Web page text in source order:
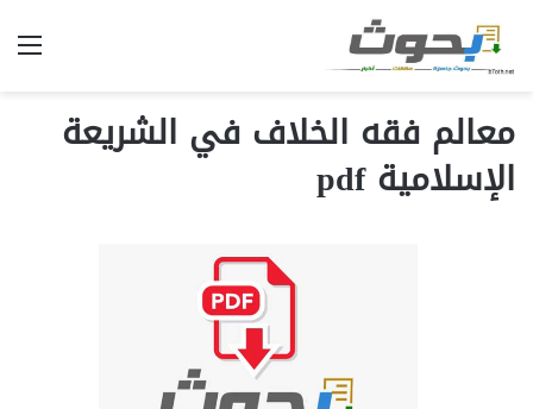
معالم فقه الخلاف في الشريعة
الإسلامية pdf